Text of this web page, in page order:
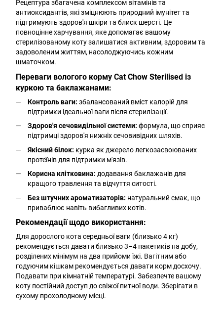
Рецептура збагачена комплексом вітамінів та
антиоксидантів, які зміцнюють природний імунітет та
підтримують здоров'я шкіри та блиск шерсті. Це
повноцінне харчування, яке допомагає вашому
стерилізованому коту залишатися активним, здоровим та
задоволеним життям, насолоджуючись кожним
шматочком.
Переваги вологого корму Cat Chow Sterilised із
куркою та баклажанами:
Контроль ваги: збалансований вміст калорій для
підтримки ідеальної ваги після стерилізації.
Здоров'я сечовидільної системи: формула, що сприяє
підтримці здоров'я нижніх сечовивідних шляхів.
Якісний білок: курка як джерело легкозасвоюваних
протеїнів для підтримки м'язів.
Корисна клітковина: додавання баклажанів для
кращого травлення та відчуття ситості.
Без штучних ароматизаторів: натуральний смак, що
приваблює навіть вибагливих котів.
Рекомендації щодо використання:
Для дорослого кота середньої ваги (близько 4 кг)
рекомендується давати близько 3–4 пакетиків на добу,
розділених мінімум на два прийоми їжі. Вагітним або
годуючим кішкам рекомендується давати корм досхочу.
Подавати при кімнатній температурі. Забезпечте вашому
коту постійний доступ до свіжої питної води. Зберігати в
сухому прохолодному місці.